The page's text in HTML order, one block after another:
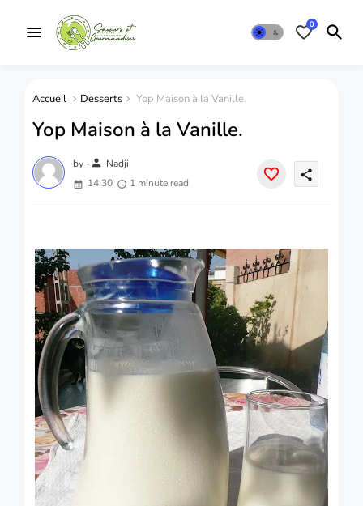
0
Accueil Desserts Yop Maison à la Vanille.
Yop Maison à la Vanille.
by -person Nadji
14:30
1 minute read
share